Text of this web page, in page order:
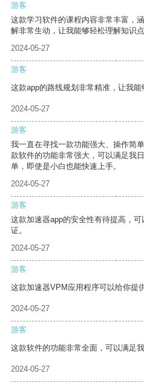
游客
这款学习软件的课程内容非常丰富，
解非常生动，让我能够轻松理解知识点
2024-05-27
游客
这款app的路线规划非常精准，让我能
2024-05-27
游客
我一直在寻找一款功能强大、操作简
款软件的功能非常强大，可以满足我
单，即使是小白也能快速上手。
2024-05-27
游客
这款加速器app的安全性有待提高，
证。
2024-05-27
游客
这款加速器VPM应用程序可以给你提
2024-05-27
游客
这款软件的功能非常全面，可以满足我
2024-05-27